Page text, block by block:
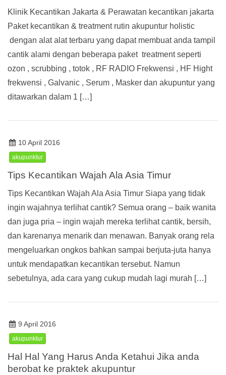
Klinik Kecantikan Jakarta & Perawatan kecantikan jakarta
Paket kecantikan & treatment rutin akupuntur holistic
dengan alat alat terbaru yang dapat membuat anda tampil
cantik alami dengan beberapa paket treatment seperti
ozon , scrubbing , totok , RF RADIO Frekwensi , HF Hight
frekwensi , Galvanic , Serum , Masker dan akupuntur yang
ditawarkan dalam 1 […]
10 April 2016
akupunktur
Tips Kecantikan Wajah Ala Asia Timur
Tips Kecantikan Wajah Ala Asia Timur Siapa yang tidak
ingin wajahnya terlihat cantik? Semua orang – baik wanita
dan juga pria – ingin wajah mereka terlihat cantik, bersih,
dan karenanya menarik dan menawan. Banyak orang rela
mengeluarkan ongkos bahkan sampai berjuta-juta hanya
untuk mendapatkan kecantikan tersebut. Namun
sebetulnya, ada cara yang cukup mudah lagi murah […]
9 April 2016
akupunktur
Hal Hal Yang Harus Anda Ketahui Jika anda
berobat ke praktek akupuntur